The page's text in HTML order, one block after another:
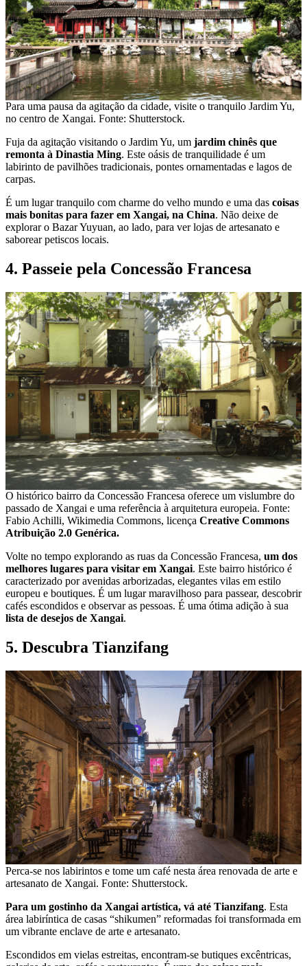
Para uma pausa da agitação da cidade, visite o tranquilo Jardim Yu,
no centro de Xangai. Fonte: Shutterstock.
Fuja da agitação visitando o Jardim Yu, um jardim chinês que
remonta à Dinastia Ming. Este oásis de tranquilidade é um
labirinto de pavilhões tradicionais, pontes ornamentadas e lagos de
carpas.
É um lugar tranquilo com charme do velho mundo e uma das coisas
mais bonitas para fazer em Xangai, na China. Não deixe de
explorar o Bazar Yuyuan, ao lado, para ver lojas de artesanato e
saborear petiscos locais.
4. Passeie pela Concessão Francesa
O histórico bairro da Concessão Francesa oferece um vislumbre do
passado de Xangai e uma referência à arquitetura europeia. Fonte:
Fabio Achilli, Wikimedia Commons, licença Creative Commons
Atribuição 2.0 Genérica.
Volte no tempo explorando as ruas da Concessão Francesa, um dos
melhores lugares para visitar em Xangai. Este bairro histórico é
caracterizado por avenidas arborizadas, elegantes vilas em estilo
europeu e boutiques. É um lugar maravilhoso para passear, descobrir
cafés escondidos e observar as pessoas. É uma ótima adição à sua
lista de desejos de Xangai.
5. Descubra Tianzifang
Perca-se nos labirintos e tome um café nesta área renovada de arte e
artesanato de Xangai. Fonte: Shutterstock.
Para um gostinho da Xangai artística, vá até Tianzifang. Esta
área labiríntica de casas “shikumen” reformadas foi transformada em
um vibrante enclave de arte e artesanato.
Escondidos em vielas estreitas, encontram-se butiques excêntricas,